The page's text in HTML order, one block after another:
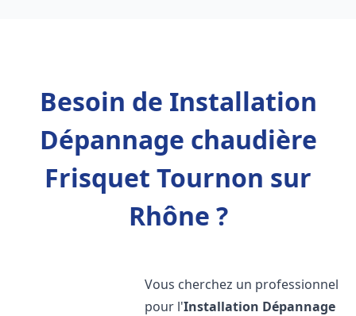
Besoin de Installation
Dépannage chaudière
Frisquet Tournon sur
Rhône ?
Vous cherchez un professionnel
pour l'Installation Dépannage